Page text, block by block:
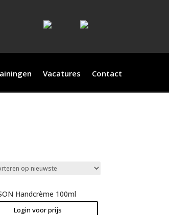
Vacatures Contact
Handcrème 100ml
Login voor prijs